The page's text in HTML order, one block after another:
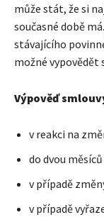
může stát, že si
současné době
stávajícího
možné vypovědět
Výpověď
v reakci na
do dvou
v případě
v případě